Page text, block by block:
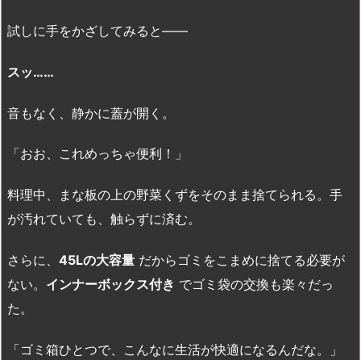
試しに手をかざしてみると——
スッ……
音もなく、静かに蓋が開く。
「おお、これめっちゃ便利！」
料理中、まな板の上の野菜くずをそのまま捨てられる。手
が汚れていても、触らずに済む。
さらに、 45Lの大容量 だからゴミをこまめに捨てる必要が
ない。 インナーボックス付き でゴミ袋の交換も楽々だっ
た。
「ゴミ箱ひとつで、こんなに生活が快適になるんだな。」